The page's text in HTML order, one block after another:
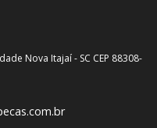
Nova Itajaí - SC CEP 88308-